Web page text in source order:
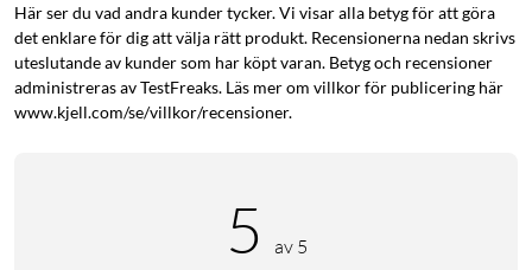
Här ser du vad andra kunder tycker. Vi visar alla betyg för att göra
det enklare för dig att välja rätt produkt. Recensionerna nedan skrivs
uteslutande av kunder som har köpt varan. Betyg och recensioner
administreras av TestFreaks. Läs mer om villkor för publicering här
www.kjell.com/se/villkor/recensioner.
5 av 5